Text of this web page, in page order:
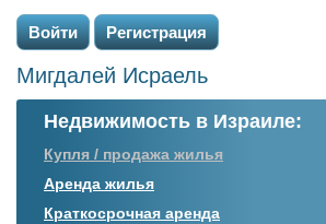
Войти Регистрация
Мигдалей Исраель
Недвижимость в Израиле:
Купля / продажа жилья
Аренда жилья
Краткосрочная аренда